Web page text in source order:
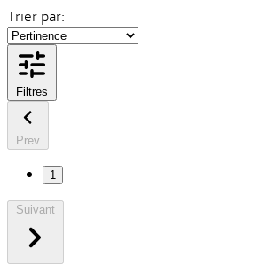
Trier par:
Filtres
Prev
1